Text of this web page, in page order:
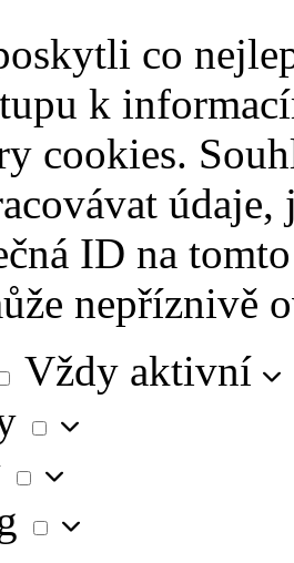
co
k
cookies.
ID na
nepříznivě
Funkční
Vždy aktivní